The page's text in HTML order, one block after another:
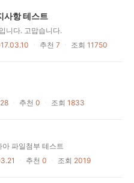
사항 테스트
니다. 고맙습니다.
추천 7 조회 11750
추천 0 조회 1833
파일첨부 테스트
추천 0 조회 2019